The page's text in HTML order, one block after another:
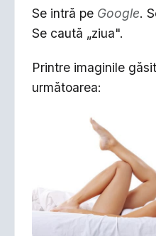
Se intră pe Google.
Se caută „ziua".
Printre imaginile
următoarea: